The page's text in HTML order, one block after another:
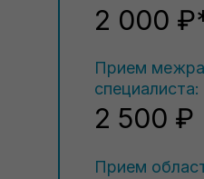
2 000
Прием
специалиста:
2 500 ₽
Прием